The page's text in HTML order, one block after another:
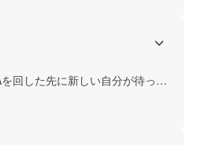
回した先に新しい自分が待って